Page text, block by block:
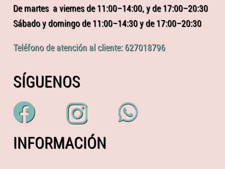
De martes a viernes de 11:00–14:00, y de 17:00–20:30
Sábado y domingo de 11:00–14:30 y de 17:00–20:30
Teléfono de atención al cliente: 627018796
SÍGUENOS
INFORMACIÓN